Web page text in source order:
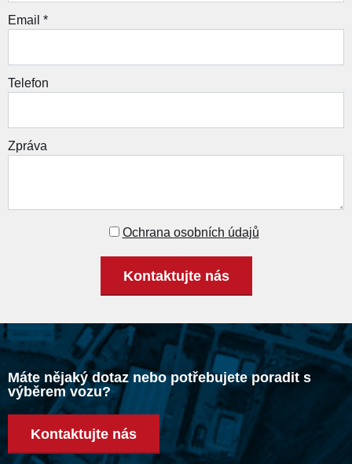
Email *
Telefon
Zpráva
Ochrana osobních údajů
Kontaktujte nás
Máte nějaký dotaz nebo potřebujete poradit s
výběrem vozu?
Kontaktujte nás